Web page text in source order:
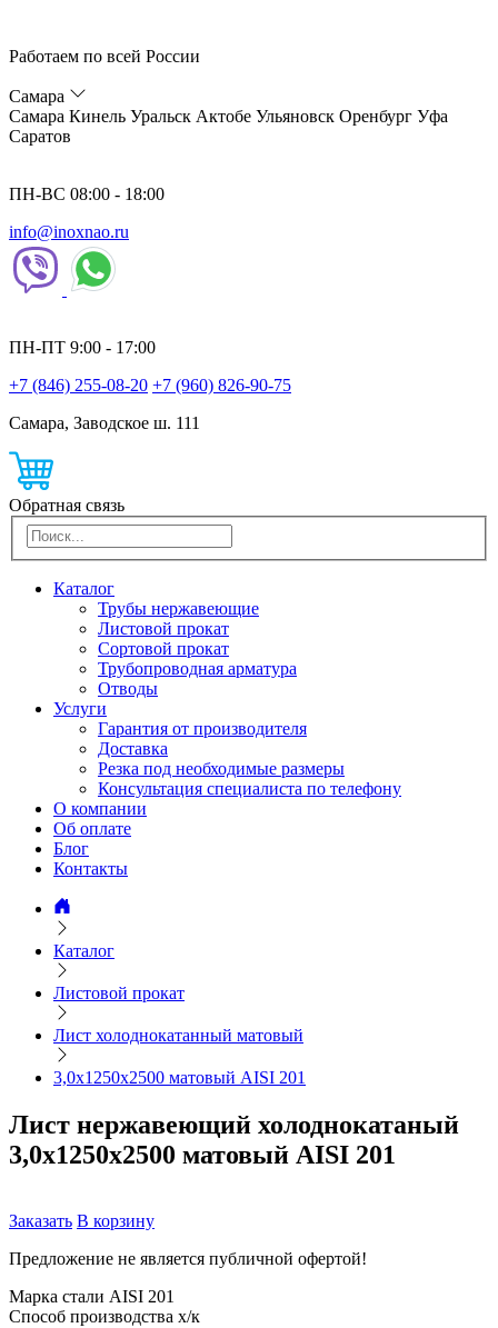
Работаем по всей России
Самара
Самара Кинель Уральск Актобе Ульяновск Оренбург Уфа
Саратов
ПН-ВС 08:00 - 18:00
info@inoxnao.ru
ПН-ПТ 9:00 - 17:00
+7 (846) 255-08-20 +7 (960) 826-90-75
Самара, Заводское ш. 111
Обратная связь
Каталог
Трубы нержавеющие
Листовой прокат
Сортовой прокат
Трубопроводная арматура
Отводы
Услуги
Гарантия от производителя
Доставка
Резка под необходимые размеры
Консультация специалиста по телефону
О компании
Об оплате
Блог
Контакты
Каталог
Листовой прокат
Лист холоднокатанный матовый
3,0х1250х2500 матовый AISI 201
Лист нержавеющий холоднокатаный
3,0х1250х2500 матовый AISI 201
Заказать В корзину
Предложение не является публичной офертой!
Марка стали AISI 201
Способ производства х/к